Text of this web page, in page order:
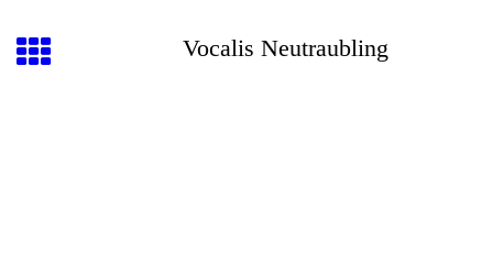
Vocalis Neutraubling